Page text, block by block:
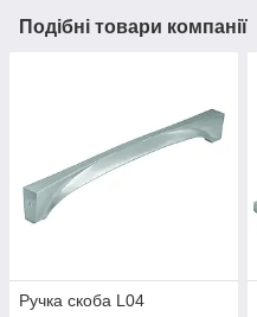
Подібні товари компанії
Ручка скоба L04